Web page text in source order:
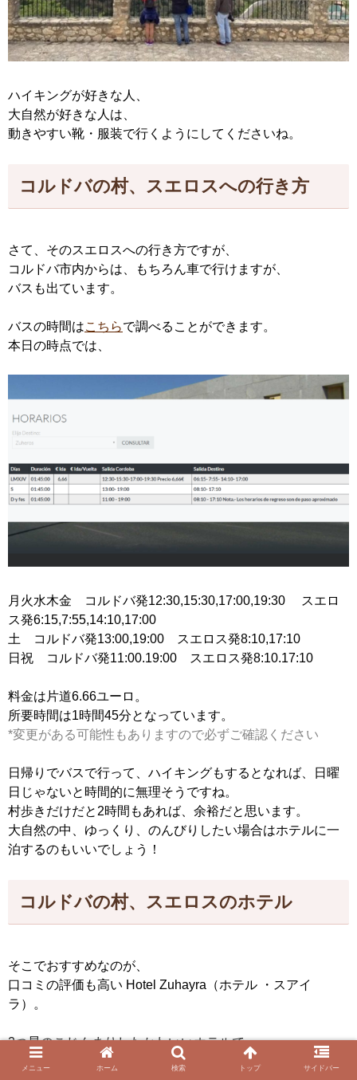
ハイキングが好きな人、
大自然が好きな人は、
動きやすい靴・服装で行くようにしてくださいね。
コルドバの村、スエロスへの行き方
さて、そのスエロスへの行き方ですが、
コルドバ市内からは、もちろん車で行けますが、
バスも出ています。
バスの時間はこちらで調べることができます。
本日の時点では、
月火水木金 コルドバ発12:30,15:30,17:00,19:30 スエロ
ス発6:15,7:55,14:10,17:00
土 コルドバ発13:00,19:00 スエロス発8:10,17:10
日祝 コルドバ発11:00.19:00 スエロス発8:10.17:10
料金は片道6.66ユーロ。
所要時間は1時間45分となっています。
*変更がある可能性もありますので必ずご確認ください
日帰りでバスで行って、ハイキングもするとなれば、日曜
日じゃないと時間的に無理そうですね。
村歩きだけだと2時間もあれば、余裕だと思います。
大自然の中、ゆっくり、のんびりしたい場合はホテルに一
泊するのもいいでしょう！
コルドバの村、スエロスのホテル
そこでおすすめなのが、
口コミの評価も高い Hotel Zuhayra（ホテル ・スアイ
ラ）。
2つ星のこじんまりしたかわいいホテルで、
ゆっくり過ごせそうです。
メニュー ホーム 検索 トップ サイドバー